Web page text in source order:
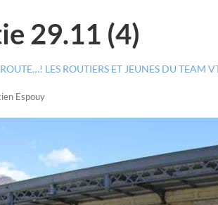
29.11 (4)
LES ROUTIERS ET JEUNES DU TEAM
Espouy